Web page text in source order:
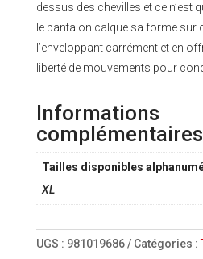
dessus des chevilles et ce n’est
le pantalon calque sa forme sur
l’enveloppant carrément et en
liberté de mouvements pour
Informations
complémentaires
Tailles disponibles
XL
UGS : 981019686 Catégories :